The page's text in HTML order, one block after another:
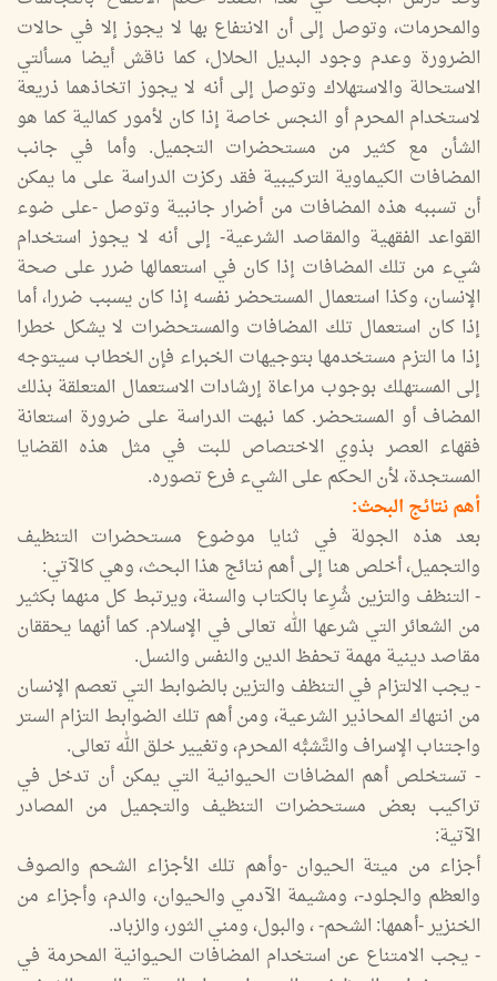
والمحرمات، وتوصل إلى أن الانتفاع بها لا يجوز إلا في حالات
الضرورة وعدم وجود البديل الحلال، كما ناقش أيضا مسألتي
الاستحالة والاستهلاك وتوصل إلى أنه لا يجوز اتخاذهما ذريعة
لاستخدام المحرم أو النجس خاصة إذا كان لأمور كمالية كما هو
الشأن مع كثير من مستحضرات التجميل. وأما في جانب
المضافات الكيماوية التركيبية فقد ركزت الدراسة على ما يمكن
أن تسببه هذه المضافات من أضرار جانبية وتوصل -على ضوء
القواعد الفقهية والمقاصد الشرعية- إلى أنه لا يجوز استخدام
شيء من تلك المضافات إذا كان في استعمالها ضرر على صحة
الإنسان، وكذا استعمال المستحضر نفسه إذا كان يسبب ضررا، أما
إذا كان استعمال تلك المضافات والمستحضرات لا يشكل خطرا
إذا ما التزم مستخدمها بتوجيهات الخبراء فإن الخطاب سيتوجه
إلى المستهلك بوجوب مراعاة إرشادات الاستعمال المتعلقة بذلك
المضاف أو المستحضر. كما نبهت الدراسة على ضرورة استعانة
فقهاء العصر بذوي الاختصاص للبت في مثل هذه القضايا
المستجدة، لأن الحكم على الشيء فرع تصوره.
أهم نتائج البحث:
بعد هذه الجولة في ثنايا موضوع مستحضرات التنظيف
والتجميل، أخلص هنا إلى أهم نتائج هذا البحث، وهي كالآتي:
- التنظف والتزين شُرِعا بالكتاب والسنة، ويرتبط كل منهما بكثير
من الشعائر التي شرعها الله تعالى في الإسلام. كما أنهما يحققان
مقاصد دينية مهمة تحفظ الدين والنفس والنسل.
- يجب الالتزام في التنظف والتزين بالضوابط التي تعصم الإنسان
من انتهاك المحاذير الشرعية، ومن أهم تلك الضوابط التزام الستر
واجتناب الإسراف والتَّشبُّه المحرم، وتغيير خلق الله تعالى.
- تستخلص أهم المضافات الحيوانية التي يمكن أن تدخل في
تراكيب بعض مستحضرات التنظيف والتجميل من المصادر
الآتية:
أجزاء من ميتة الحيوان -وأهم تلك الأجزاء الشحم والصوف
والعظم والجلود-، ومشيمة الآدمي والحيوان، والدم، وأجزاء من
الخنزير -أهمها: الشحم- ، والبول، ومني الثور، والزباد.
- يجب الامتناع عن استخدام المضافات الحيوانية المحرمة في